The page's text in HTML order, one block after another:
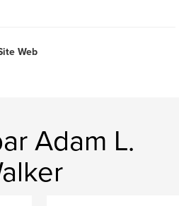
Web
Adam L.